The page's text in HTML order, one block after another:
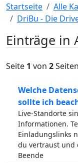
Startseite
Alle
DriBu - Die
Einträge in
Seite 1 von 2Seiten
Welche
sollte ich
Live-Standorte
Informationen.
Einladungslinks
du vertraust und
Beende